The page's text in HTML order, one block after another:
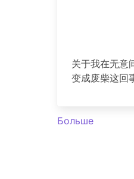
关于我在无意
变成废柴这回
Больше